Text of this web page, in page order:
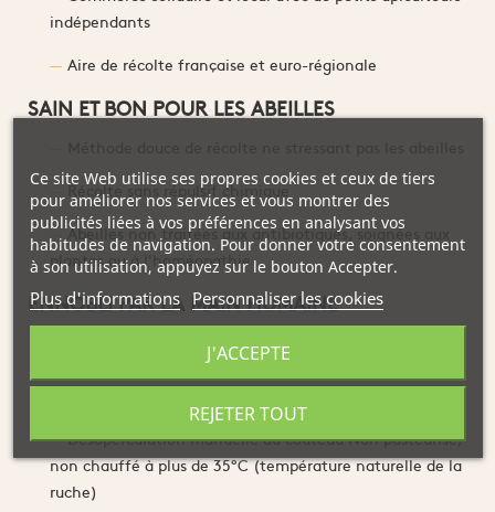
indépendants
Aire de récolte française et euro-régionale
SAIN ET BON POUR LES ABEILLES
Récolte sans répulsif chimique
Abeilles non traitées aux antibiotiques, soignées aux
plantes ou à l'homéopathie
ENNOBLI PAR LA MAIN HUMAINE
Récolte à maturité (pas de déshumidification) dans le
respect des rythmes cosmiques fondamentaux de la
Désoperculation manuelle au couteau Non pasteurisé,
non chauffé à plus de 35°C (température naturelle de la
ruche)
Ce site Web utilise ses propres cookies et ceux de tiers
pour améliorer nos services et vous montrer des
publicités liées à vos préférences en analysant vos
habitudes de navigation. Pour donner votre consentement
à son utilisation, appuyez sur le bouton Accepter.
Plus d'informations Personnaliser les cookies
REJETER TOUT
J'ACCEPTE